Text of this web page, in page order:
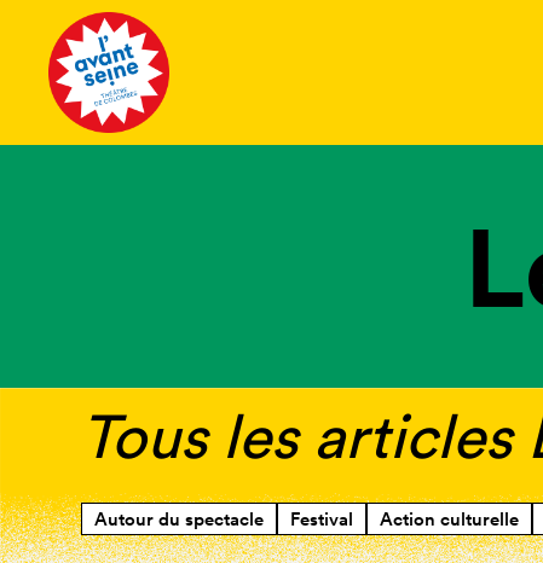
Tous les articles
Autour du spectacle Festival Action culturelle